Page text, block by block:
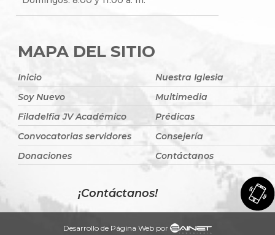
MAPA DEL SITIO
Inicio
Nuestra Iglesia
Soy Nuevo
Multimedia
Filadelfia JV Académico
Prédicas
Convocatorias servidores
Consejería
Donaciones
Contáctanos
¡Contáctanos!
Desarrollo de Página Web por